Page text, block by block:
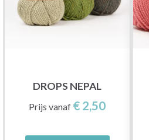
DROPS NEPAL
Prijs vanaf € 2,50